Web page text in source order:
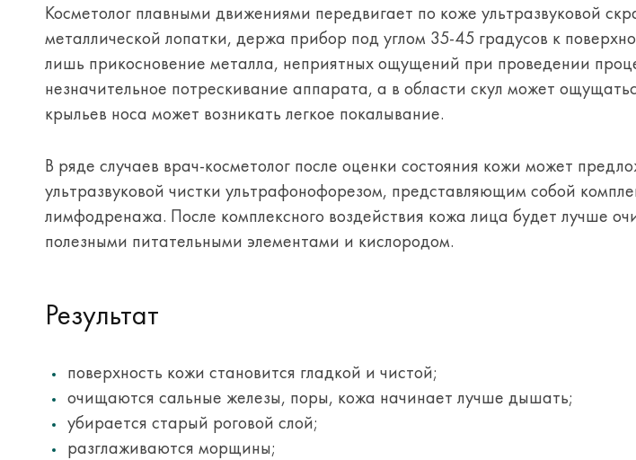
Косметолог плавными движениями передвигает по коже ультразвуковой
металлической лопатки, держа прибор под углом 35-45 градусов к
лишь прикосновение металла, неприятных ощущений при проведении
незначительное потрескивание аппарата, а в области скул может
крыльев носа может возникать легкое покалывание.
В ряде случаев врач-косметолог после оценки состояния кожи может
ультразвуковой чистки ультрафонофорезом, представляющим собой
лимфодренажа. После комплексного воздействия кожа лица будет лучше
полезными питательными элементами и кислородом.
Результат
поверхность кожи становится гладкой и чистой;
очищаются сальные железы, поры, кожа начинает лучше дышать;
убирается старый роговой слой;
разглаживаются морщины;